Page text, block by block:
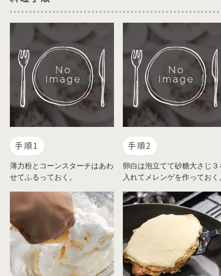
手順1
薄力粉とコーンスターチはあわ
せてふるっておく。
手順2
卵白は泡立てて砂糖大さじ３
入れてメレンゲを作っておく